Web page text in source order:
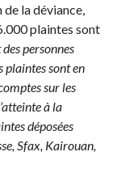
la déviance,
plaintes sont
personnes
plaintes sont en
sur les
à la
déposées
Sfax, Kairouan,